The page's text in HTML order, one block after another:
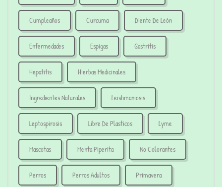
Cumpleaños Curcuma Diente De León
Enfermedades Espigas Gastritis
Hepatitis Hierbas Medicinales
Ingredientes Naturales Leishmaniosis
Leptospirosis Libre De Plasticos Lyme
Mascotas Menta Piperita No Colorantes
Perros Perros Adultos Primavera